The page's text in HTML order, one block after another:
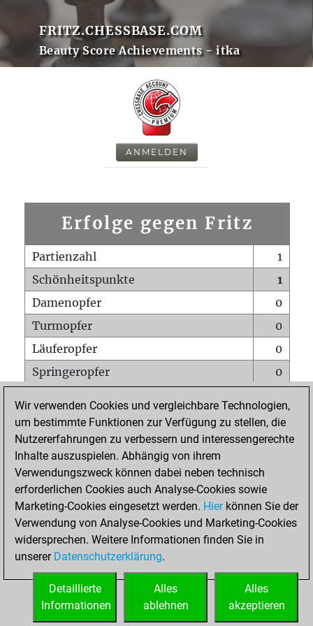
FRITZ.CHESSBASE.COM
Beauty Score Achievements - itka
ANMELDEN
Erfolge gegen Fritz
Partienzahl
1
Schönheitspunkte
1
Damenopfer
0
Turmopfer
0
Läuferopfer
0
Springeropfer
0
Matt auf vollem Brett
0
Bauer setzt Matt
0
Erstickte Matts
Unterverwandlungen
Türme auf der siebten
0
STARTSEITE
Wir verwenden Cookies und vergleichbare Technologien,
um bestimmte Funktionen zur Verfügung zu stellen, die
Nutzererfahrungen zu verbessern und interessengerechte
Inhalte auszuspielen. Abhängig von ihrem
Verwendungszweck können dabei neben technisch
erforderlichen Cookies auch Analyse-Cookies sowie
Marketing-Cookies eingesetzt werden. Hierkönnen Sie der
Verwendung von Analyse-Cookies und Marketing-Cookies
widersprechen. Weitere Informationen finden Sie in
unserer Datenschutzerklärung.
Alles
akzeptieren
Alles
ablehnen
Detaillierte
Informationen